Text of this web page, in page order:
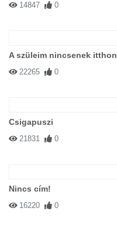
14847 0
A szüleim nincsenek itthon
22265 0
Csigapuszi
21831 0
Nincs cím!
16220 0